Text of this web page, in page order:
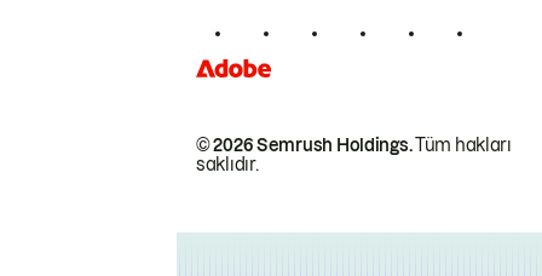
© 2026 Semrush Holdings.Tüm hakları
saklıdır.